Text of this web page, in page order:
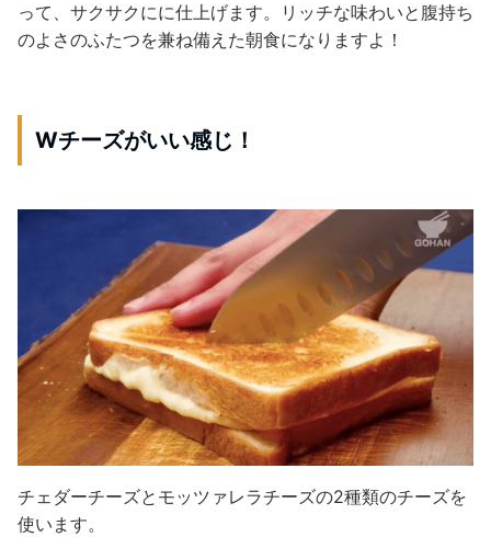
って、サクサクにに仕上げます。リッチな味わいと腹持ち
のよさのふたつを兼ね備えた朝食になりますよ！
Wチーズがいい感じ！
チェダーチーズとモッツァレラチーズの2種類のチーズを
使います。